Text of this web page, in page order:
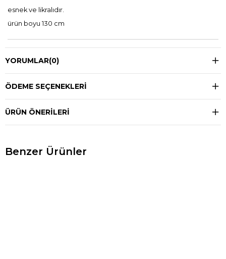
esnek ve likralıdır.
ürün boyu 130 cm
YORUMLAR(0)
ÖDEME SEÇENEKLERI
ÜRÜN ÖNERILERI
Benzer Ürünler